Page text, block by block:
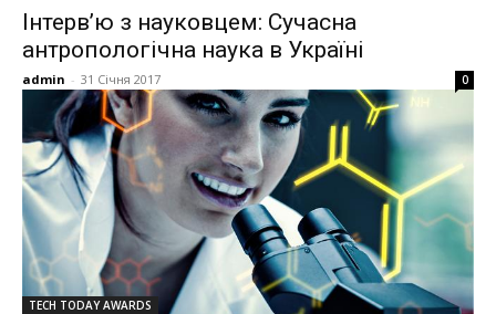
Інтерв’ю з науковцем: Сучасна
антропологічна наука в Україні
admin - 31 Січня 2017 0
TECH TODAY AWARDS